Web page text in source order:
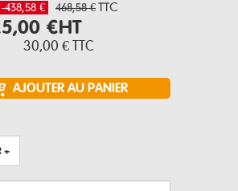
-438,58 € 468,58 € TTC
€HT
30,00 € TTC
+